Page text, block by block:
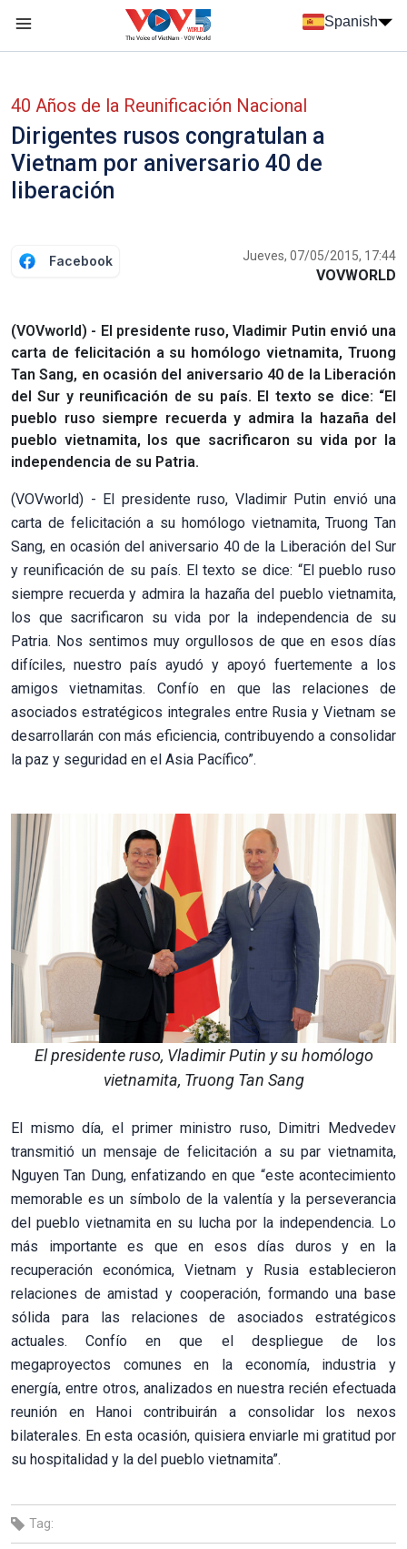
Spanish
40 Años de la Reunificación Nacional
Dirigentes rusos congratulan a
Vietnam por aniversario 40 de
liberación
Facebook Jueves, 07/05/2015, 17:44
VOVWORLD
(VOVworld) - El presidente ruso, Vladimir Putin envió una
carta de felicitación a su homólogo vietnamita, Truong
Tan Sang, en ocasión del aniversario 40 de la Liberación
del Sur y reunificación de su país. El texto se dice: “El
pueblo ruso siempre recuerda y admira la hazaña del
pueblo vietnamita, los que sacrificaron su vida por la
independencia de su Patria.
(VOVworld) - El presidente ruso, Vladimir Putin envió una
carta de felicitación a su homólogo vietnamita, Truong Tan
Sang, en ocasión del aniversario 40 de la Liberación del Sur
y reunificación de su país. El texto se dice: “El pueblo ruso
siempre recuerda y admira la hazaña del pueblo vietnamita,
los que sacrificaron su vida por la independencia de su
Patria. Nos sentimos muy orgullosos de que en esos días
difíciles, nuestro país ayudó y apoyó fuertemente a los
amigos vietnamitas. Confío en que las relaciones de
asociados estratégicos integrales entre Rusia y Vietnam se
desarrollarán con más eficiencia, contribuyendo a consolidar
la paz y seguridad en el Asia Pacífico”.
El presidente ruso, Vladimir Putin y su homólogo
vietnamita, Truong Tan Sang
El mismo día, el primer ministro ruso, Dimitri Medvedev
transmitió un mensaje de felicitación a su par vietnamita,
Nguyen Tan Dung, enfatizando en que “este acontecimiento
memorable es un símbolo de la valentía y la perseverancia
del pueblo vietnamita en su lucha por la independencia. Lo
más importante es que en esos días duros y en la
recuperación económica, Vietnam y Rusia establecieron
relaciones de amistad y cooperación, formando una base
sólida para las relaciones de asociados estratégicos
actuales. Confío en que el despliegue de los
megaproyectos comunes en la economía, industria y
energía, entre otros, analizados en nuestra recién efectuada
reunión en Hanoi contribuirán a consolidar los nexos
bilaterales. En esta ocasión, quisiera enviarle mi gratitud por
su hospitalidad y la del pueblo vietnamita”.
Tag: